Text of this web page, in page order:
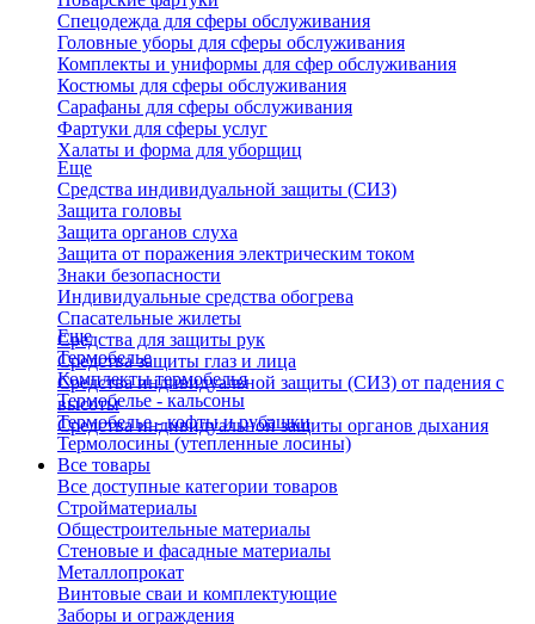
Спецодежда для сферы обслуживания
Головные уборы для сферы обслуживания
Комплекты и униформы для сфер обслуживания
Костюмы для сферы обслуживания
Сарафаны для сферы обслуживания
Фартуки для сферы услуг
Халаты и форма для уборщиц
Еще
Средства индивидуальной защиты (СИЗ)
Защита головы
Защита органов слуха
Защита от поражения электрическим током
Знаки безопасности
Индивидуальные средства обогрева
Спасательные жилеты
Средства для защиты рук
Средства защиты глаз и лица
Средства индивидуальной защиты (СИЗ) от падения с
высоты
Средства индивидуальной защиты органов дыхания
Еще
Термобелье
Комплекты термобелья
Термобелье - кальсоны
Термобелье - кофты и рубашки
Термолосины (утепленные лосины)
Все товары
Все доступные категории товаров
Стройматериалы
Общестроительные материалы
Стеновые и фасадные материалы
Металлопрокат
Винтовые сваи и комплектующие
Заборы и ограждения